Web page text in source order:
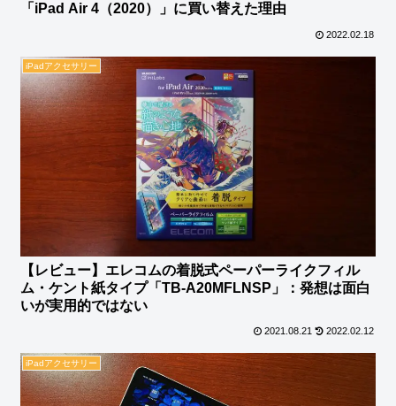
「iPad Air 4（2020）」に買い替えた理由
2022.02.18
iPadアクセサリー
【レビュー】エレコムの着脱式ペーパーライクフィル
ム・ケント紙タイプ「TB-A20MFLNSP」：発想は面白
いが実用的ではない
2021.08.21 2022.02.12
iPadアクセサリー